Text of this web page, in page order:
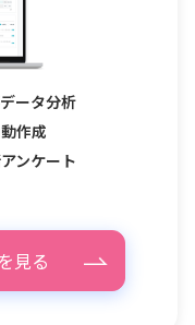
ータ分析
作成
ンケート
見る